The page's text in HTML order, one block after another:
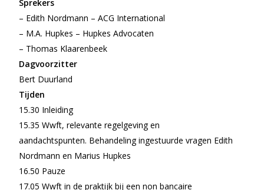
Sprekers
– Edith Nordmann – ACG International
– M.A. Hupkes – Hupkes Advocaten
– Thomas Klaarenbeek
Dagvoorzitter
Bert Duurland
Tijden
15.30 Inleiding
15.35 Wwft, relevante regelgeving en
aandachtspunten. Behandeling ingestuurde vragen Edith
Nordmann en Marius Hupkes
16.50 Pauze
17.05 Wwft in de praktijk bij een non bancaire